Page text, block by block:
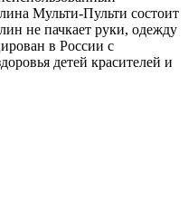
Мульти-Пульти состоит
не пачкает руки, одежду
в России с
детей красителей и